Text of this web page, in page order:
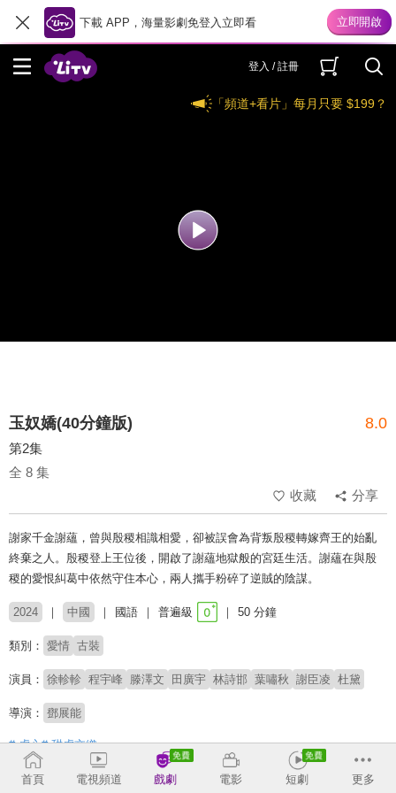
下載 APP，海量影劇免登入立即看
登入 / 註冊
「頻道+看片」每月只要 $199？
玉奴嬌(40分鐘版) 8.0
第2集
全 8 集
收藏
分享
謝家千金謝蘊，曾與殷稷相識相愛，卻被誤會為背叛殷稷轉嫁齊王的始亂
終棄之人。殷稷登上王位後，開啟了謝蘊地獄般的宮廷生活。謝蘊在與殷
稷的愛恨糾葛中依然守住本心，兩人攜手粉碎了逆賊的陰謀。
2024 中國 國語 普遍級 50 分鐘
類別： 愛情 古裝
演員： 徐軫軫 程宇峰 滕澤文 田廣宇 林詩邯 葉嘯秋 謝臣凌 杜黛
導演： 鄧展能
# 虐心# 甜虐交織
首頁 電視頻道 戲劇 電影 短劇 更多